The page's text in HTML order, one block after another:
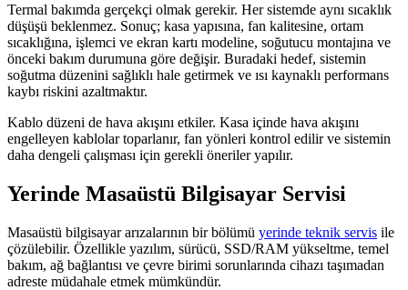
Termal bakımda gerçekçi olmak gerekir. Her sistemde aynı sıcaklık
düşüşü beklenmez. Sonuç; kasa yapısına, fan kalitesine, ortam
sıcaklığına, işlemci ve ekran kartı modeline, soğutucu montajına ve
önceki bakım durumuna göre değişir. Buradaki hedef, sistemin
soğutma düzenini sağlıklı hale getirmek ve ısı kaynaklı performans
kaybı riskini azaltmaktır.
Kablo düzeni de hava akışını etkiler. Kasa içinde hava akışını
engelleyen kablolar toparlanır, fan yönleri kontrol edilir ve sistemin
daha dengeli çalışması için gerekli öneriler yapılır.
Yerinde Masaüstü Bilgisayar Servisi
Masaüstü bilgisayar arızalarının bir bölümü yerinde teknik servis ile
çözülebilir. Özellikle yazılım, sürücü, SSD/RAM yükseltme, temel
bakım, ağ bağlantısı ve çevre birimi sorunlarında cihazı taşımadan
adreste müdahale etmek mümkündür.